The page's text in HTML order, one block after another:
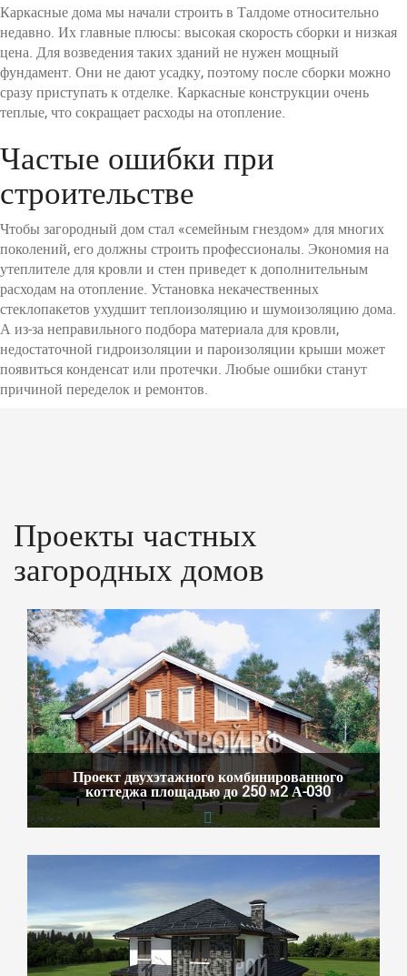
Каркасные дома мы начали строить в Талдоме относительно
недавно. Их главные плюсы: высокая скорость сборки и низкая
цена. Для возведения таких зданий не нужен мощный
фундамент. Они не дают усадку, поэтому после сборки можно
сразу приступать к отделке. Каркасные конструкции очень
теплые, что сокращает расходы на отопление.
Частые ошибки при
строительстве
Чтобы загородный дом стал «семейным гнездом» для многих
поколений, его должны строить профессионалы. Экономия на
утеплителе для кровли и стен приведет к дополнительным
расходам на отопление. Установка некачественных
стеклопакетов ухудшит теплоизоляцию и шумоизоляцию дома.
А из-за неправильного подбора материала для кровли,
недостаточной гидроизоляции и пароизоляции крыши может
появиться конденсат или протечки. Любые ошибки станут
причиной переделок и ремонтов.
Проекты частных
загородных домов
Проект двухэтажного комбинированного
коттеджа площадью до 250 м2 А-030